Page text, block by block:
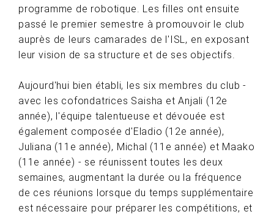
programme de robotique. Les filles ont ensuite
passé le premier semestre à promouvoir le club
auprès de leurs camarades de l'ISL, en exposant
leur vision de sa structure et de ses objectifs.
Aujourd'hui bien établi, les six membres du club -
avec les cofondatrices Saisha et Anjali (12e
année), l'équipe talentueuse et dévouée est
également composée d'Eladio (12e année),
Juliana (11e année), Michal (11e année) et Maako
(11e année) - se réunissent toutes les deux
semaines, augmentant la durée ou la fréquence
de ces réunions lorsque du temps supplémentaire
est nécessaire pour préparer les compétitions, et